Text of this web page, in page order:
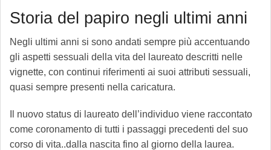
Storia del papiro negli ultimi anni
Negli ultimi anni si sono andati sempre più accentuando
gli aspetti sessuali della vita del laureato descritti nelle
vignette, con continui riferimenti ai suoi attributi sessuali,
quasi sempre presenti nella caricatura.
Il nuovo status di laureato dell’individuo viene raccontato
come coronamento di tutti i passaggi precedenti del suo
corso di vita..dalla nascita fino al giorno della laurea.